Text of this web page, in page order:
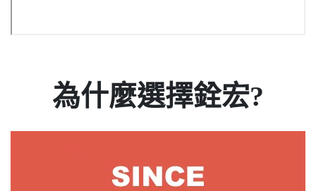
為什麼選擇銓宏?